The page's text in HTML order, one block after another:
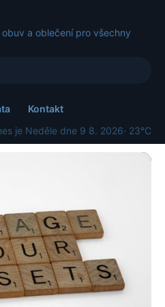
a oblečení pro všechny
Kontakt
je Neděle dne 9 8. 2026· 23°C